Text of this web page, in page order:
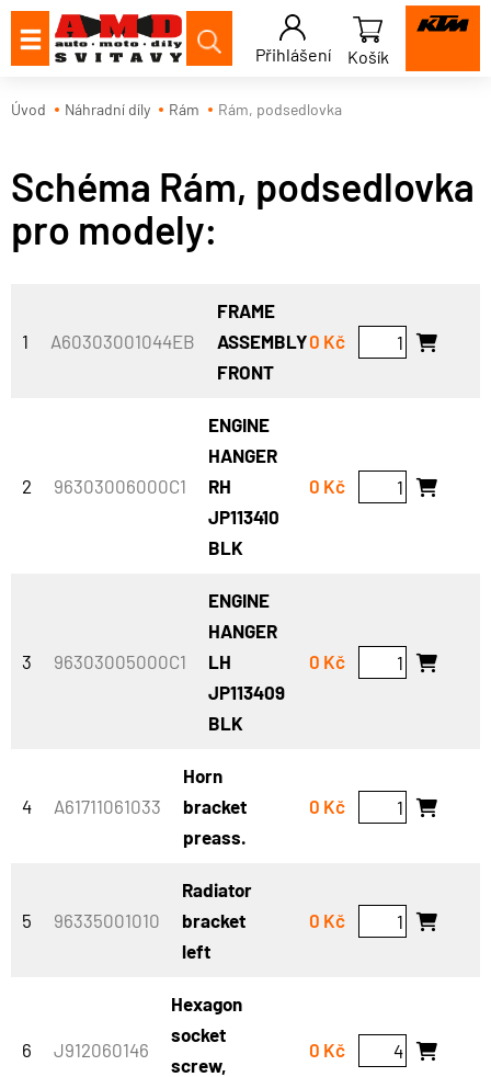
Přihlášení Košík
Úvod Náhradní díly Rám Rám, podsedlovka
Schéma Rám, podsedlovka
pro modely:
1 A60303001044EB
FRAME
ASSEMBLY
FRONT
0 Kč
2 96303006000C1
ENGINE
HANGER
RH
JP113410
BLK
0 Kč
3 96303005000C1
ENGINE
HANGER
LH
JP113409
BLK
0 Kč
4 A61711061033
Horn
bracket
preass.
0 Kč
5 96335001010
Radiator
bracket
left
0 Kč
6 J912060146
Hexagon
socket
screw,
0 Kč